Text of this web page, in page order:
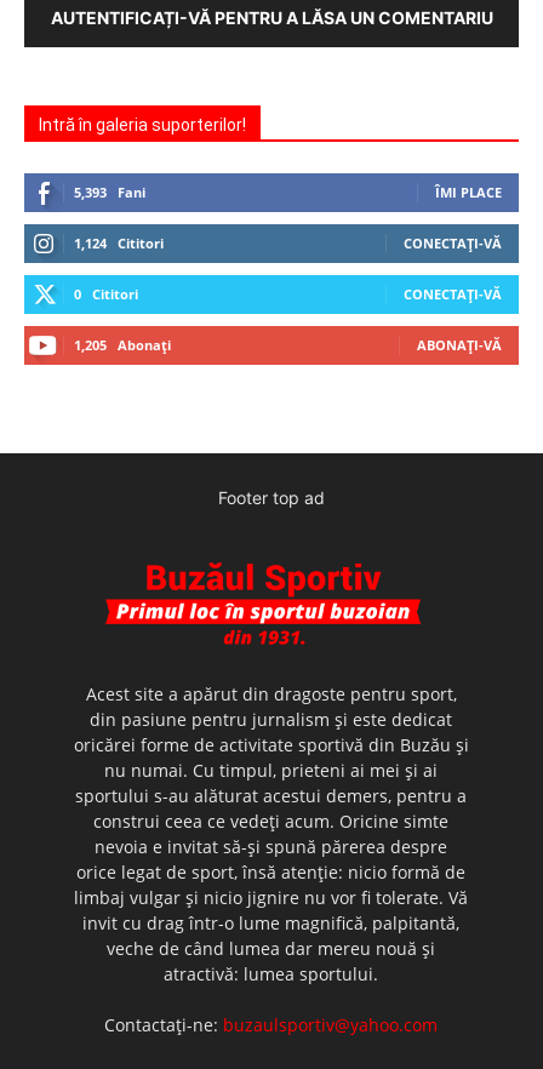
AUTENTIFICAȚI-VĂ PENTRU A LĂSA UN COMENTARIU
Intră în galeria suporterilor!
5,393 Fani ÎMI PLACE
1,124 Cititori CONECTAȚI-VĂ
0 Cititori CONECTAȚI-VĂ
1,205 Abonați ABONAȚI-VĂ
Footer top ad
Acest site a apărut din dragoste pentru sport,
din pasiune pentru jurnalism şi este dedicat
oricărei forme de activitate sportivă din Buzău şi
nu numai. Cu timpul, prieteni ai mei şi ai
sportului s-au alăturat acestui demers, pentru a
construi ceea ce vedeţi acum. Oricine simte
nevoia e invitat să-şi spună părerea despre
orice legat de sport, însă atenţie: nicio formă de
limbaj vulgar şi nicio jignire nu vor fi tolerate. Vă
invit cu drag într-o lume magnifică, palpitantă,
veche de când lumea dar mereu nouă şi
atractivă: lumea sportului.
Contactați-ne: buzaulsportiv@yahoo.com